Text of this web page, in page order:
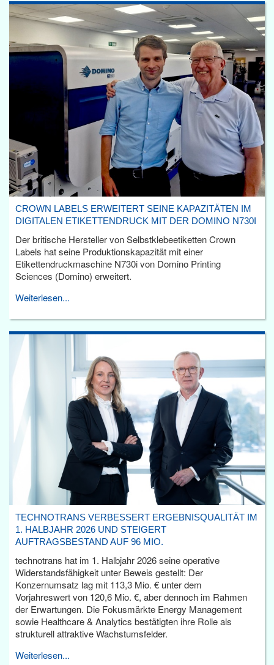
CROWN LABELS ERWEITERT SEINE KAPAZITÄTEN IM
DIGITALEN ETIKETTENDRUCK MIT DER DOMINO N730I
Der britische Hersteller von Selbstklebeetiketten Crown
Labels hat seine Produktionskapazität mit einer
Etikettendruckmaschine N730i von Domino Printing
Sciences (Domino) erweitert.
Weiterlesen...
TECHNOTRANS VERBESSERT ERGEBNISQUALITÄT IM
1. HALBJAHR 2026 UND STEIGERT
AUFTRAGSBESTAND AUF 96 MIO.
technotrans hat im 1. Halbjahr 2026 seine operative
Widerstandsfähigkeit unter Beweis gestellt: Der
Konzernumsatz lag mit 113,3 Mio. € unter dem
Vorjahreswert von 120,6 Mio. €, aber dennoch im Rahmen
der Erwartungen. Die Fokusmärkte Energy Management
sowie Healthcare & Analytics bestätigten ihre Rolle als
strukturell attraktive Wachstumsfelder.
Weiterlesen...